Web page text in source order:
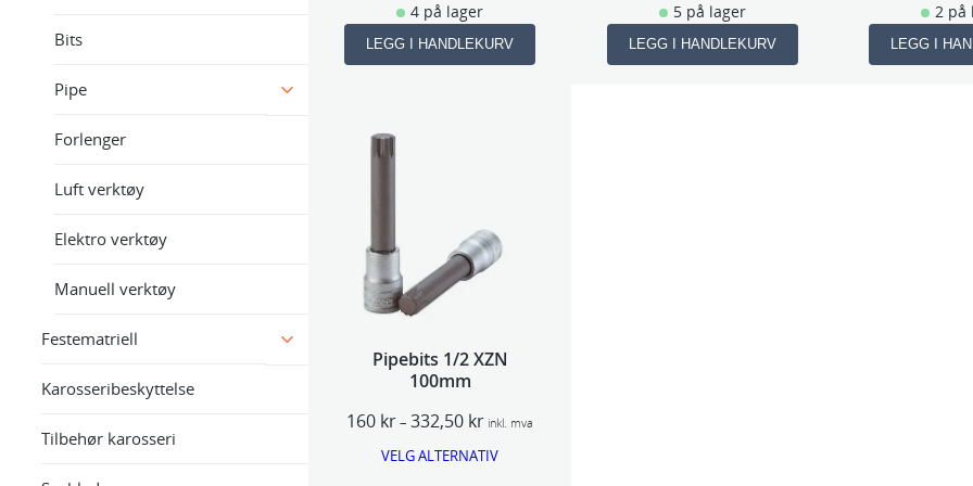
Bits
Pipe
Forlenger
Luft verktøy
Elektro verktøy
Manuell verktøy
Festematriell
Karosseribeskyttelse
Tilbehør karosseri
4 på lager
LEGG I HANDLEKURV
5 på lager
LEGG I HANDLEKURV
2 på
LEGG I
Pipebits 1/2 XZN
100mm
160 kr– 332,50 krP
i
inkl. mva
VELG ALTERNATIV